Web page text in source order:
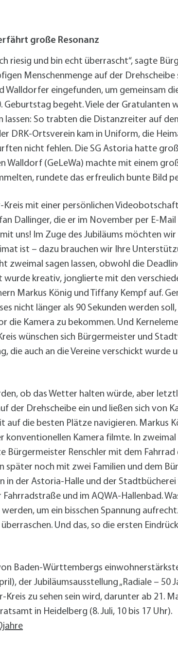
große Resonanz
riesig und bin echt überrascht“, sagte
Menschenmenge auf der
eingefunden, um gemeinsam
Geburtstag begeht. Viele der
lassen: So trabten die Distanzreiter auf
DRK-Ortsverein kam in Uniform, die
nicht fehlen. Die SG Astoria hatte
Walldorf (GeLeWa) machte mit einem
rundete das erfreulich bunte Bild
Kreis mit einer persönlichen
Dallinger, die er im November per E-
mit uns! Im Zuge des Jubiläums möchten
ist – dazu brauchen wir Ihre
zweimal sagen lassen, obwohl die
wurde kreativ, jonglierte mit den
Markus König und Tiffany Kempf auf.
nicht länger als 90 Sekunden werden
Kamera zu bekommen. Und
wünschen sich Bürgermeister und
die auch an die Vereine verschickt
ob das Wetter halten würde, aber
der Drehscheibe ein und ließen sich von
auf die besten Plätze navigieren. Markus
Kamera filmte. In
Bürgermeister Renschler mit dem
später noch mit zwei Familien und dem
in der Astoria-Halle und der
und im AQWA-Hallenbad.
um ein bisschen Spannung
Und das, so die ersten
Baden-Württembergs
der Jubiläumsausstellung „Radiale – 50
zu sehen sein wird, darunter ab 21.
in Heidelberg (8. Juli, 10 bis 17 Uhr).